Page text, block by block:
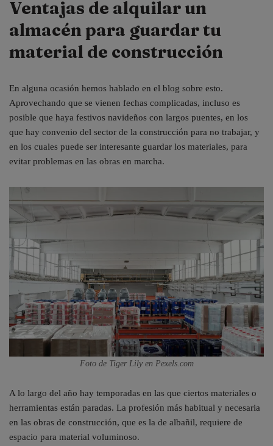
Ventajas de alquilar un
almacén para guardar tu
material de construcción
En alguna ocasión hemos hablado en el blog sobre esto.
Aprovechando que se vienen fechas complicadas, incluso es
posible que haya festivos navideños con largos puentes, en los
que hay convenio del sector de la construcción para no trabajar, y
en los cuales puede ser interesante guardar los materiales, para
evitar problemas en las obras en marcha.
Foto de Tiger Lily en Pexels.com
A lo largo del año hay temporadas en las que ciertos materiales o
herramientas están paradas. La profesión más habitual y necesaria
en las obras de construcción, que es la de albañil, requiere de
espacio para material voluminoso.